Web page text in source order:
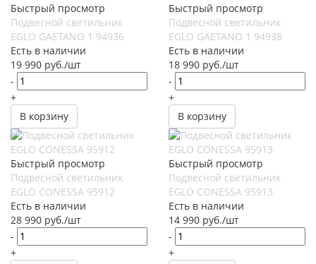
Быстрый просмотр
Подвесной светильник
EGLO GAETANO 1 94936
Есть в наличии
19 990 руб./шт
-
+
В корзину
Быстрый просмотр
Подвесной светильник
EGLO GAETANO 1 94938
Есть в наличии
18 990 руб./шт
-
+
В корзину
Быстрый просмотр
Подвесной светильник
EGLO CONESSA 95912
Есть в наличии
28 990 руб./шт
-
+
Быстрый просмотр
Подвесной светильник
EGLO CONESSA 95913
Есть в наличии
14 990 руб./шт
-
+